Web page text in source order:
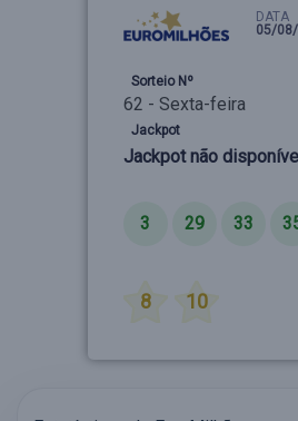
DATA
05/
Sorteio Nº
62 - Sexta-feira
Jackpot
Jackpot não
3 29 33
8 10